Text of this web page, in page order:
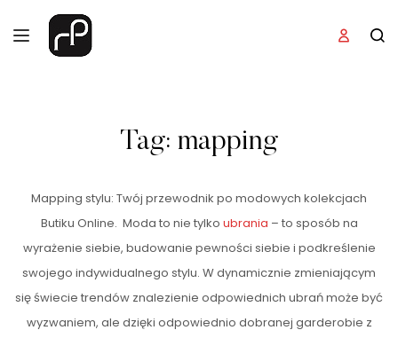
Tag: mapping
Mapping stylu: Twój przewodnik po modowych kolekcjach
Butiku Online. Moda to nie tylko ubrania – to sposób na
wyrażenie siebie, budowanie pewności siebie i podkreślenie
swojego indywidualnego stylu. W dynamicznie zmieniającym
się świecie trendów znalezienie odpowiednich ubrań może być
wyzwaniem, ale dzięki odpowiednio dobranej garderobie z